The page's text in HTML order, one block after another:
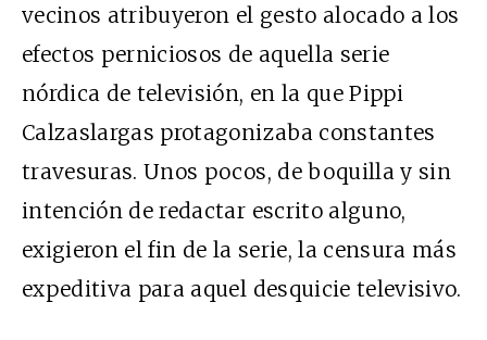
vecinos atribuyeron el gesto alocado a los
efectos perniciosos de aquella serie
nórdica de televisión, en la que Pippi
Calzaslargas protagonizaba constantes
travesuras. Unos pocos, de boquilla y sin
intención de redactar escrito alguno,
exigieron el fin de la serie, la censura más
expeditiva para aquel desquicie televisivo.